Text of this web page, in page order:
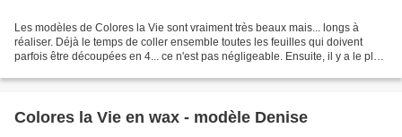
Les modèles de Colores la Vie sont vraiment très beaux mais... longs à
réaliser. Déjà le temps de coller ensemble toutes les feuilles qui doivent
parfois être découpées en 4... ce n'est pas négligeable. Ensuite, il y a le plus
Colores la Vie en wax - modèle Denise